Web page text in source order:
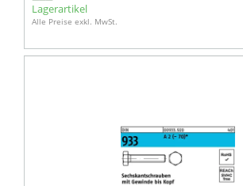
Lagerartikel
Alle Preise exkl. MwSt.